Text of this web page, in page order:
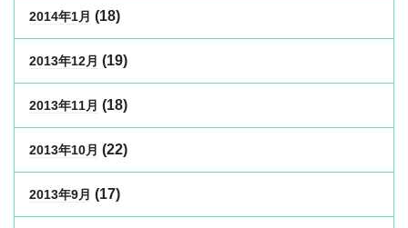
2014年1月 (18)
2013年12月 (19)
2013年11月 (18)
2013年10月 (22)
2013年9月 (17)